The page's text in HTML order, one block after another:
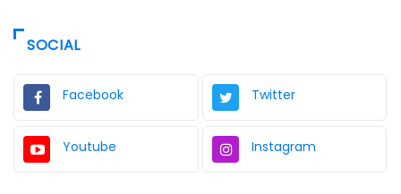
SOCIAL
Facebook Twitter
Youtube Instagram